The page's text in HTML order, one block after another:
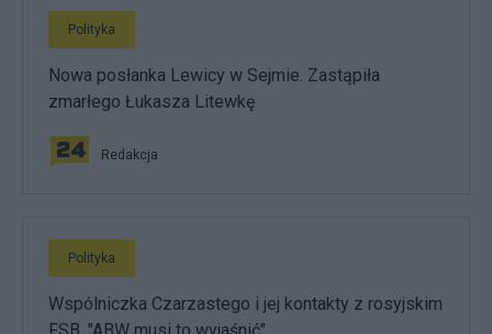
Polityka
Nowa posłanka Lewicy w Sejmie. Zastąpiła
zmarłego Łukasza Litewkę
Redakcja
Polityka
Wspólniczka Czarzastego i jej kontakty z rosyjskim
FSB. "ABW musi to wyjaśnić"